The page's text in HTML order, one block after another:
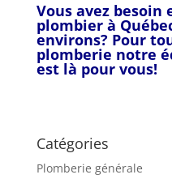
Vous avez besoin
plombier à
environs? Pour
plomberie notre
est là pour vous!
Catégories
Plomberie générale